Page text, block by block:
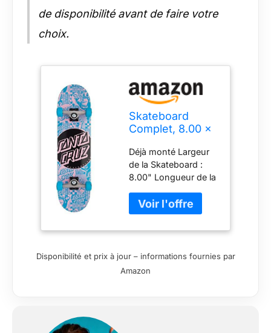
de disponibilité avant de faire votre
choix.
Skateboard
Complet, 8.00 x
Full
Déjà monté Largeur
de la Skateboard :
8.00" Longueur de la
Prêt à l'emploi
Disponibilité et prix à jour – informations fournies par
Amazon